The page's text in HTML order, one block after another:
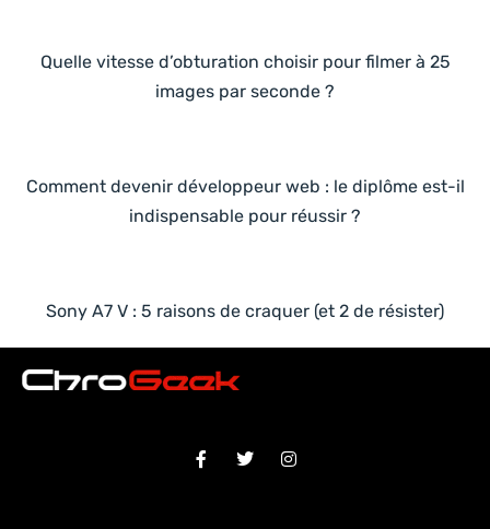
Quelle vitesse d’obturation choisir pour filmer à 25
images par seconde ?
Comment devenir développeur web : le diplôme est-il
indispensable pour réussir ?
Sony A7 V : 5 raisons de craquer (et 2 de résister)